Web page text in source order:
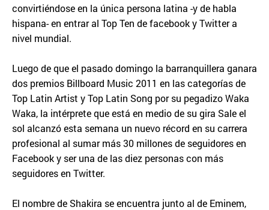
convirtiéndose en la única persona latina -y de habla
hispana- en entrar al Top Ten de facebook y Twitter a
nivel mundial.
Luego de que el pasado domingo la barranquillera ganara
dos premios Billboard Music 2011 en las categorías de
Top Latin Artist y Top Latin Song por su pegadizo Waka
Waka, la intérprete que está en medio de su gira Sale el
sol alcanzó esta semana un nuevo récord en su carrera
profesional al sumar más 30 millones de seguidores en
Facebook y ser una de las diez personas con más
seguidores en Twitter.
El nombre de Shakira se encuentra junto al de Eminem,